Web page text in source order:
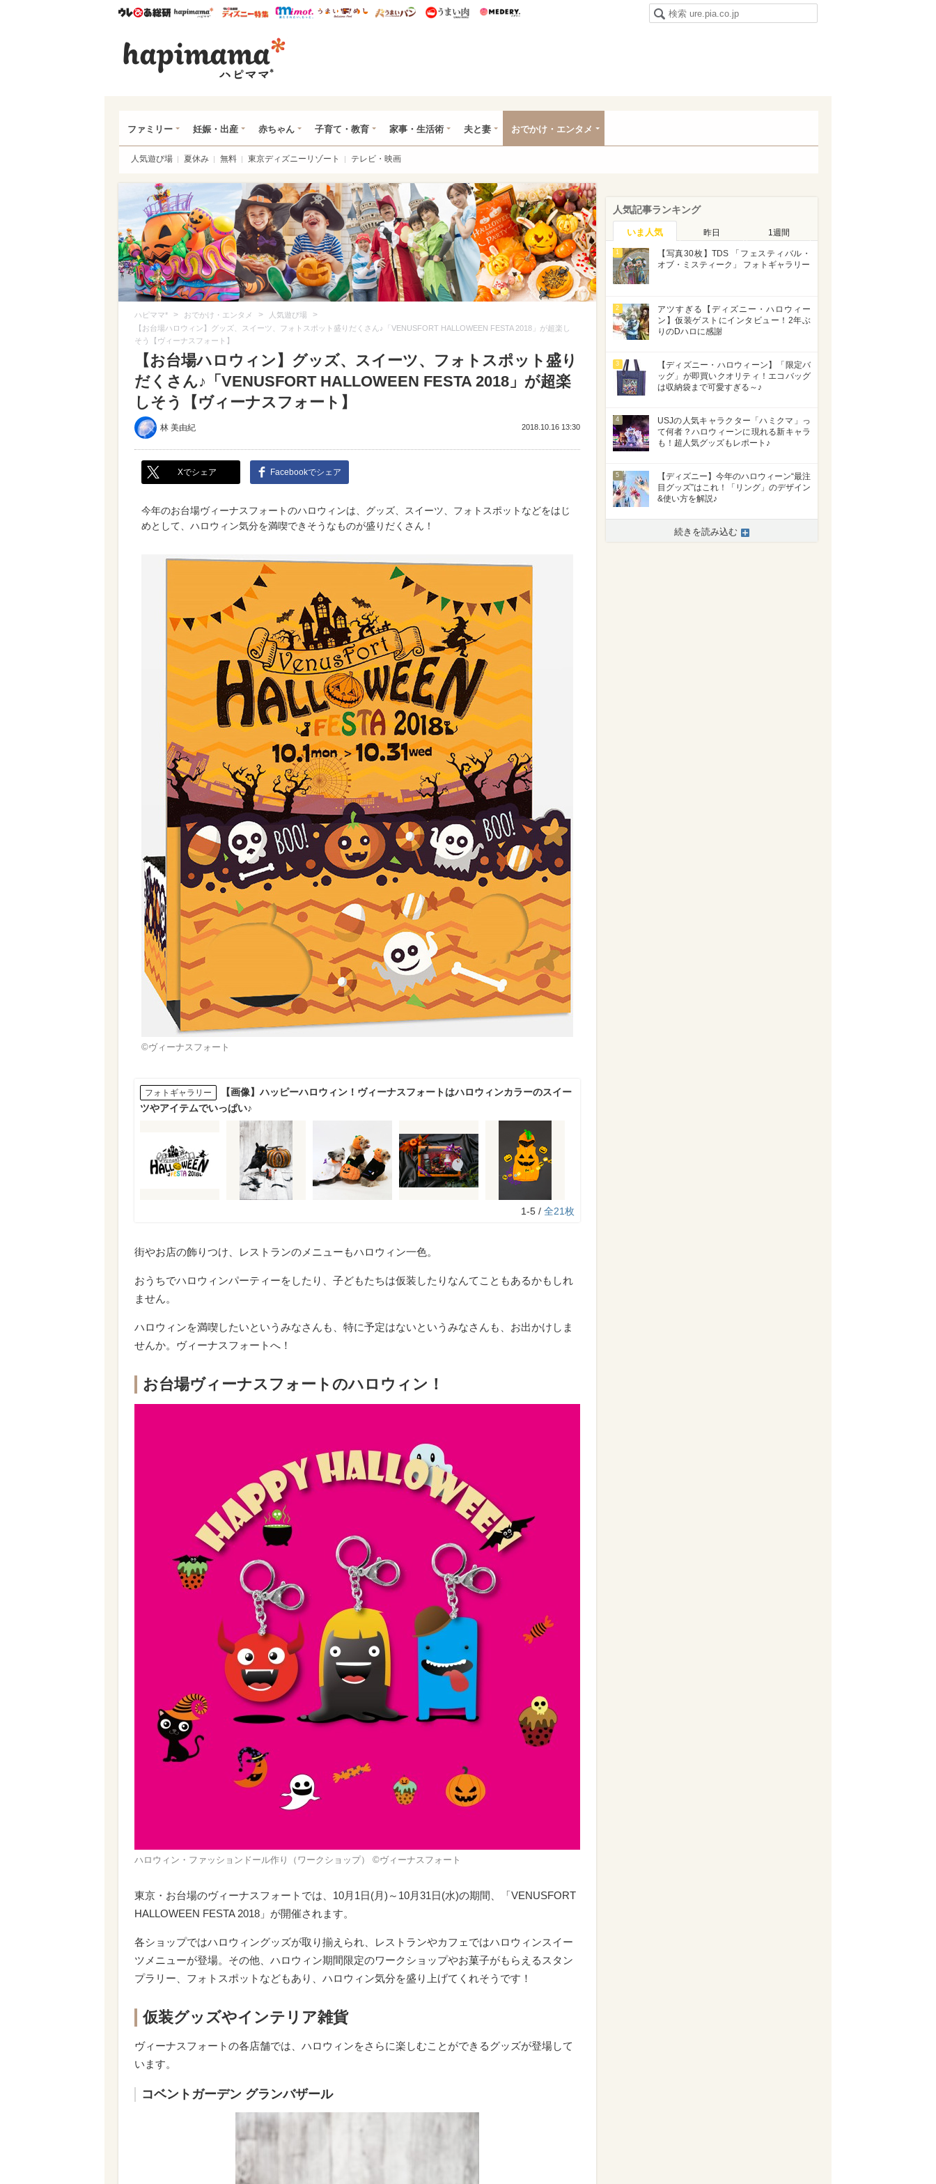
ウレぴあ総研ハピママ* ウレぴあ総研 ディズニー特集
mimot. うまいめし うまいパン うまい肉
ファミリー 妊娠・出産 赤ちゃん 子育て・教育 家事・生活術 夫と妻 おでかけ・エンタメ
人気遊び場 夏休み 無料 東京ディズニーリゾート テレビ・映画
ハピママ* > おでかけ・エンタメ > 人気遊び場 >
【お台場ハロウィン】グッズ、スイーツ、フォトスポット盛りだくさん♪「VENUSFORT HALLOWEEN FESTA 2018」が超楽し
そう【ヴィーナスフォート】
【お台場ハロウィン】グッズ、スイーツ、フォトスポット盛り
だくさん♪「VENUSFORT HALLOWEEN FESTA 2018」が超楽
しそう【ヴィーナスフォート】
林 美由紀 2018.10.16 13:30
Xでシェア Facebookでシェア
今年のお台場ヴィーナスフォートのハロウィンは、グッズ、スイーツ、フォトスポットなどをはじ
めとして、ハロウィン気分を満喫できそうなものが盛りだくさん！
©ヴィーナスフォート
フォトギャラリー
【画像】ハッピーハロウィン！ヴィーナスフォートはハロウィンカラーのスイー
ツやアイテムでいっぱい♪
1-5 / 全21枚
街やお店の飾りつけ、レストランのメニューもハロウィン一色。
おうちでハロウィンパーティーをしたり、子どもたちは仮装したりなんてこともあるかもしれ
ません。
ハロウィンを満喫したいというみなさんも、特に予定はないというみなさんも、お出かけしま
せんか。ヴィーナスフォートへ！
お台場ヴィーナスフォートのハロウィン！
ハロウィン・ファッションドール作り（ワークショップ） ©ヴィーナスフォート
東京・お台場のヴィーナスフォートでは、10月1日(月)～10月31日(水)の期間、「VENUSFORT
HALLOWEEN FESTA 2018」が開催されます。
各ショップではハロウィングッズが取り揃えられ、レストランやカフェではハロウィンスイー
ツメニューが登場。その他、ハロウィン期間限定のワークショップやお菓子がもらえるスタン
プラリー、フォトスポットなどもあり、ハロウィン気分を盛り上げてくれそうです！
仮装グッズやインテリア雑貨
ヴィーナスフォートの各店舗では、ハロウィンをさらに楽しむことができるグッズが登場して
います。
コベントガーデン グランバザール
人気記事ランキング
いま人気 昨日 1週間
1
【写真30枚】TDS 「フェスティバル・
オブ・ミスティーク」 フォトギャラリー
2
アツすぎる【ディズニー・ハロウィー
ン】仮装ゲストにインタビュー！2年ぶ
りのDハロに感謝
3
【ディズニー・ハロウィーン】「限定バ
ッグ」が即買いクオリティ！エコバッグ
は収納袋まで可愛すぎる～♪
4
USJの人気キャラクター「ハミクマ」っ
て何者？ハロウィーンに現れる新キャラ
も！超人気グッズもレポート♪
5
【ディズニー】今年のハロウィーン“最注
目グッズ”はこれ！「リング」のデザイン
&使い方を解説♪
続きを読み込む